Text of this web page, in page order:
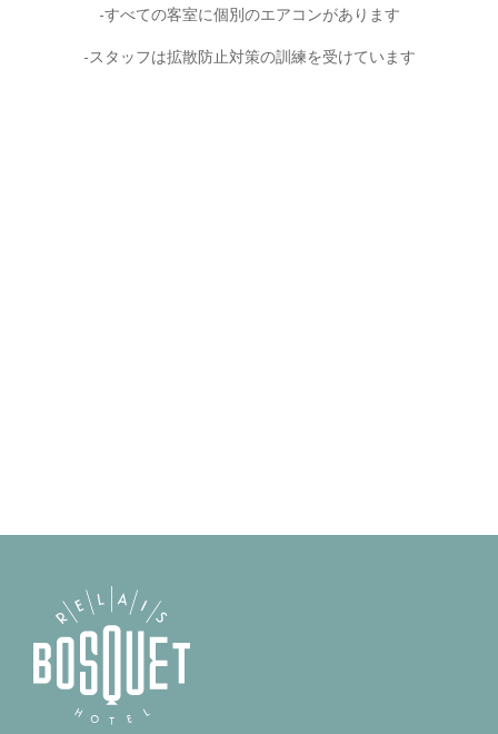
-すべての客室に個別のエアコンがあります
-スタッフは拡散防止対策の訓練を受けています